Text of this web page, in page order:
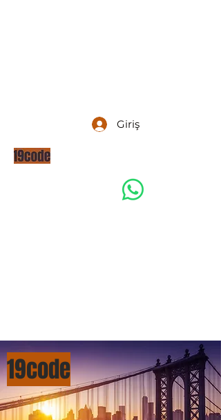
Giriş
19code